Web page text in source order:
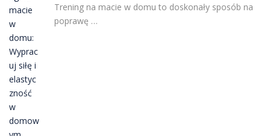
Trening na macie w domu to doskonały sposób na
poprawę …